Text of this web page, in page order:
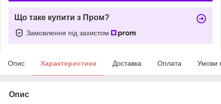
Що таке купити з Пром?
Замовлення під захистом
Опис Характеристики Доставка Оплата Умови
Опис